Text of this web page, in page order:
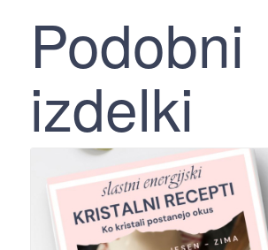
Podobni
izdelki